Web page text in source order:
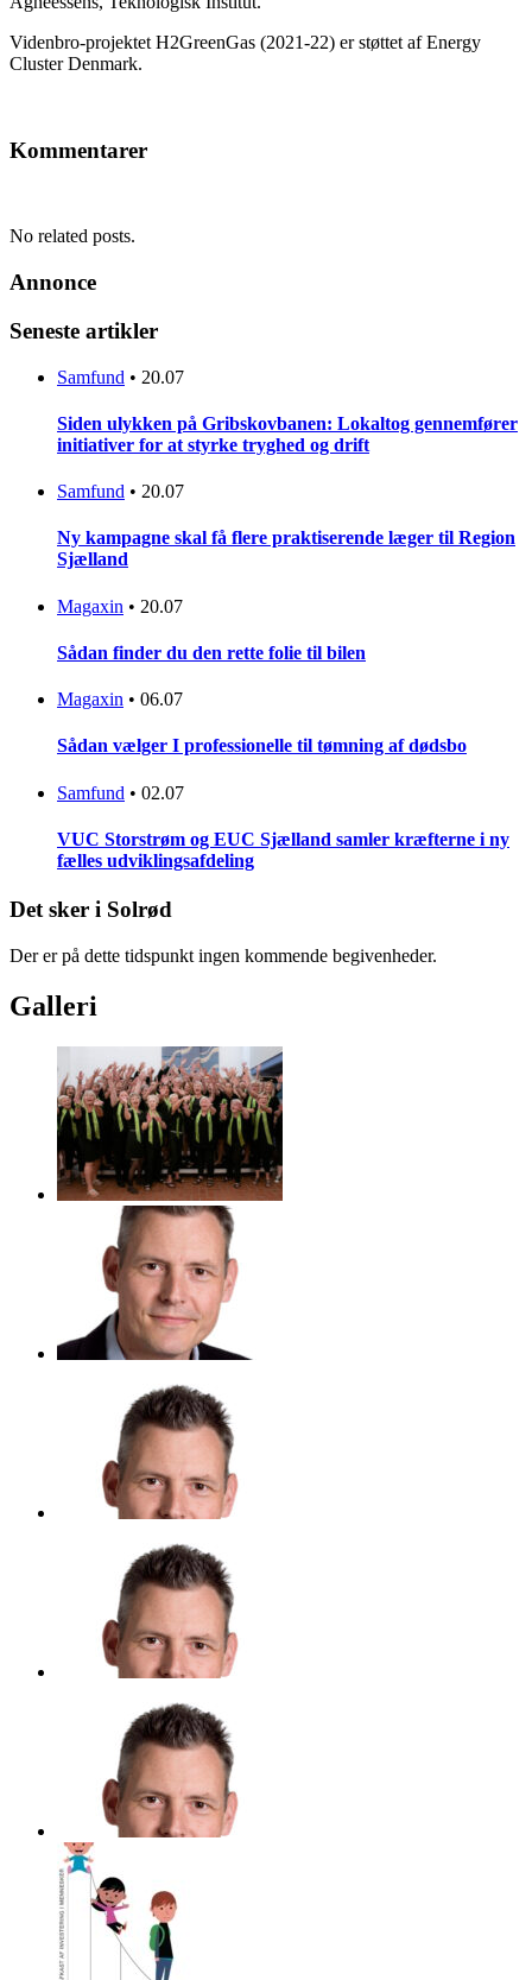
Videnbro-projektet H2GreenGas (2021-22) er støttet af Energy
Cluster Denmark.
Kommentarer
No related posts.
Annonce
Seneste artikler
Samfund • 20.07
Siden ulykken på Gribskovbanen: Lokaltog gennemfører
initiativer for at styrke tryghed og drift
Samfund • 20.07
Ny kampagne skal få flere praktiserende læger til Region
Sjælland
Magaxin • 20.07
Sådan finder du den rette folie til bilen
Magaxin • 06.07
Sådan vælger I professionelle til tømning af dødsbo
Samfund • 02.07
VUC Storstrøm og EUC Sjælland samler kræfterne i ny
fælles udviklingsafdeling
Det sker i Solrød
Der er på dette tidspunkt ingen kommende begivenheder.
Galleri